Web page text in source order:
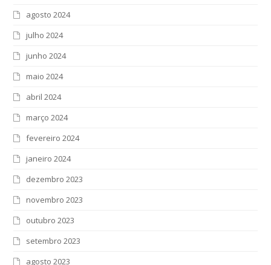
agosto 2024
julho 2024
junho 2024
maio 2024
abril 2024
março 2024
fevereiro 2024
janeiro 2024
dezembro 2023
novembro 2023
outubro 2023
setembro 2023
agosto 2023